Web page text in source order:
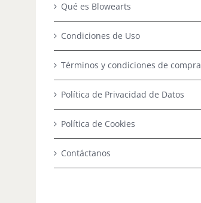
Qué es Blowearts
Condiciones de Uso
Términos y condiciones de compra
Política de Privacidad de Datos
Política de Cookies
Contáctanos